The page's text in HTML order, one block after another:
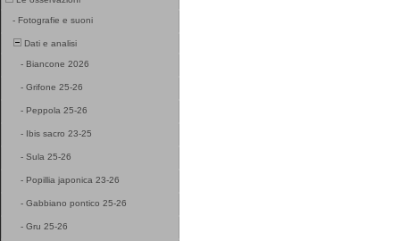
- Fotografie e suoni
Dati e analisi
- Biancone 2026
- Grifone 25-26
- Peppola 25-26
- Ibis sacro 23-25
- Sula 25-26
- Popillia japonica 23-26
- Gabbiano pontico 25-26
- Gru 25-26